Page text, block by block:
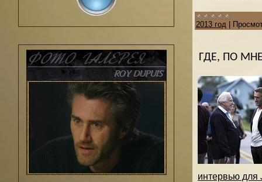
2013 год
ГДЕ, ПО
интервью для